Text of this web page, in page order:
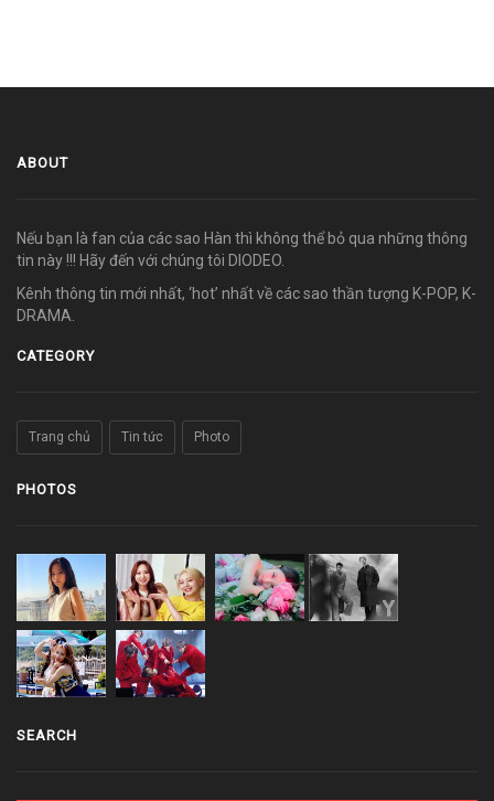
ABOUT
Nếu bạn là fan của các sao Hàn thì không thể bỏ qua những thông
tin này !!! Hãy đến với chúng tôi DIODEO.
Kênh thông tin mới nhất, ‘hot’ nhất về các sao thần tượng K-POP, K-
DRAMA.
CATEGORY
Trang chủ Tin tức Photo
PHOTOS
SEARCH